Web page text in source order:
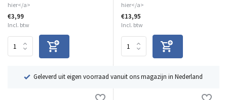
hier</a>
€3,99
Incl. btw
hier</a>
€13,95
Incl. btw
Geleverd uit eigen voorraad vanuit ons magazijn in Nederland